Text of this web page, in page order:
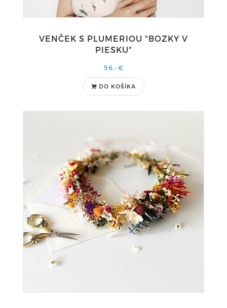
VENČEK S PLUMERIOU "BOZKY V
PIESKU"
56,-€
DO KOŠÍKA